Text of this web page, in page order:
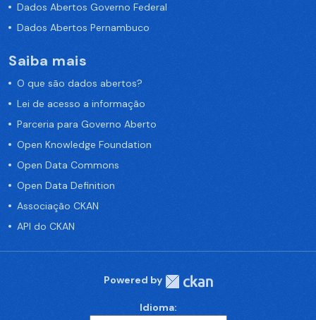
Dados Abertos Governo Federal
Dados Abertos Pernambuco
Saiba mais
O que são dados abertos?
Lei de acesso a informação
Parceria para Governo Aberto
Open Knowledge Foundation
Open Data Commons
Open Data Definition
Associação CKAN
API do CKAN
Powered by
Idioma